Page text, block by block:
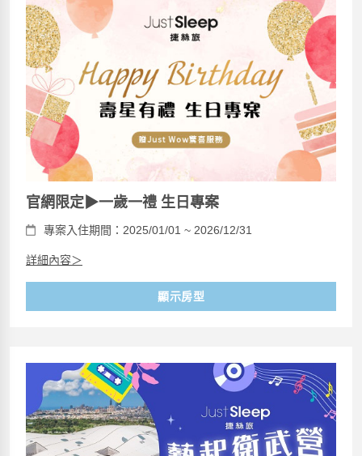
官網限定▶一歲一禮 生日專案
專案入住期間：2025/01/01 ~ 2026/12/31
詳細內容＞
顯示房型